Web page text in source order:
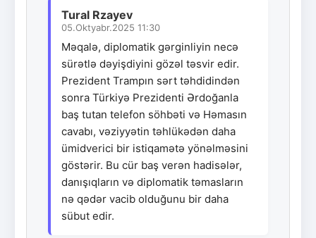
Tural Rzayev
05.Oktyabr.2025 11:30
Məqalə, diplomatik gərginliyin necə
sürətlə dəyişdiyini gözəl təsvir edir.
Prezident Trampın sərt təhdidindən
sonra Türkiyə Prezidenti Ərdoğanla
baş tutan telefon söhbəti və Həmasın
cavabı, vəziyyətin təhlükədən daha
ümidverici bir istiqamətə yönəlməsini
göstərir. Bu cür baş verən hadisələr,
danışıqların və diplomatik təmasların
nə qədər vacib olduğunu bir daha
sübut edir.